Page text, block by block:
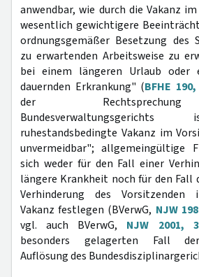
anwendbar, wie durch die Vakanz
wesentlich gewichtigere
ordnungsgemäßer Besetzung des
zu erwartenden Arbeitsweise zu
bei einem längeren Urlaub oder
dauernden Erkrankung" (BFHE
der
ruhestandsbedingte Vakanz im
unvermeidbar"; allgemeingültige
sich weder für den Fall einer
längere Krankheit noch für den Fall
Verhinderung des Vorsitzenden
Vakanz festlegen (BVerwG, NJW
vgl. auch BVerwG, NJW 2001,
besonders gelagerten Fall
Auflösung des